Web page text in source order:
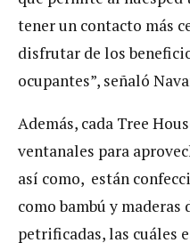
tener un contacto más
disfrutar de los
ocupantes”, señaló
Además, cada Tree
ventanales para
así como, están
como bambú y
petrificadas, las cuáles